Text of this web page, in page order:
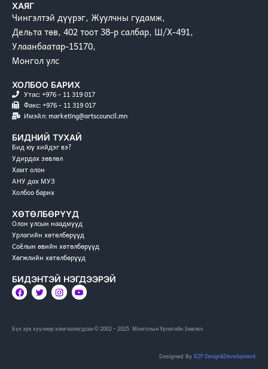
ХАЯГ
Чингэлтэй дүүрэг, Жуулчны гудамж,
Дельта төв, 402 тоот 38-р салбар, Ш/Х-491,
Улаанбаатар-15170,
Монгол улс
ХОЛБОО БАРИХ
Утас: +976 - 11 319 017
Факс: +976 - 11 319 017
Имэйл: marketing@artscouncil.mn
БИДНИЙ ТУХАЙ
Бид юу хийдэг вэ?
Удирдах зөвлөл
Хамт олон
АНУ дах МУЗ
Холбоо барих
ХӨТӨЛБӨРҮҮД
Олон улсын наадмууд
Урлагийн хөтөлбөрүүд
Соёлын өвийн хөтөлбөрүүд
Хөгжлийн хөтөлбөрүүд
БИДЭНТЭЙ НЭГДЭЭРЭЙ
Бүх эрх хуулиар хамгаалагдсан © 2002 – 2025. Монголын Урлагийн Зөвлөл.
Designed By BZP Design&Development